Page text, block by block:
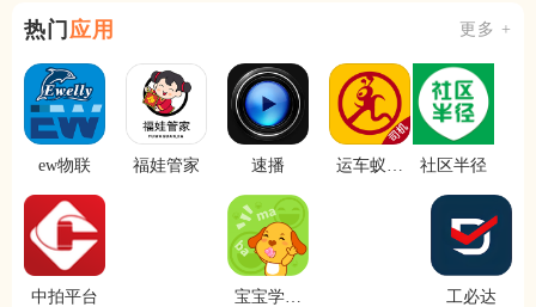
热门 应用 更多 +
ew物联 福娃管家 速播
运车蚁司
社区半径
中拍平台
宝宝学说
工必达